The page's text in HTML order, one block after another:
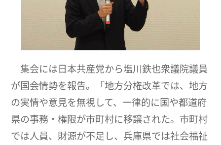
集会には日本共産党から塩川鉄也衆議院議員
が国会情勢を報告。「地方分権改革では、地方
の実情や意見を無視して、一律的に国や都道府
県の事務・権限が市町村に移譲された。市町村
では人員、財源が不足し、兵庫県では社会福祉